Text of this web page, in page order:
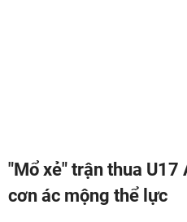
"Mổ xẻ" trận thua
cơn ác mộng thể lực